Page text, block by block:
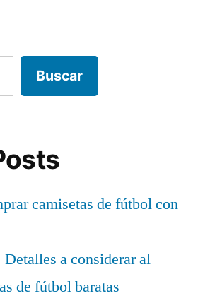
Buscar
camisetas de fútbol con
Detalles a considerar al
de fútbol baratas